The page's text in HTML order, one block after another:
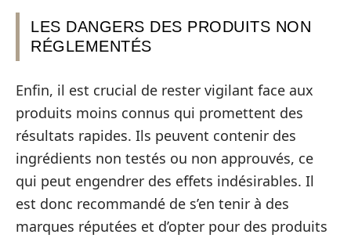
LES DANGERS DES PRODUITS NON
RÉGLEMENTÉS
Enfin, il est crucial de rester vigilant face aux
produits moins connus qui promettent des
résultats rapides. Ils peuvent contenir des
ingrédients non testés ou non approuvés, ce
qui peut engendrer des effets indésirables. Il
est donc recommandé de s’en tenir à des
marques réputées et d’opter pour des produits